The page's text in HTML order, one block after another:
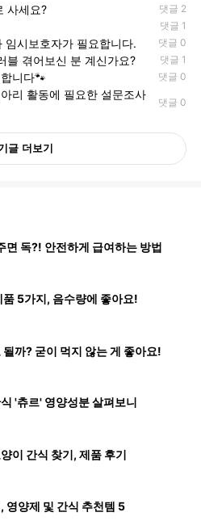
사세요? 댓글 2
댓글 1
임시보호자가 필요합니다. 댓글 0
블 겪어보신 분 계신가요? 댓글 1
니다🐾 댓글 0
리 활동에 필요한 설문조사
댓글 0
글 더보기
면 독?! 안전하게 급여하는 방법
품 5가지, 음수량에 좋아요!
까? 굳이 먹지 않는 게 좋아요!
'츄르' 영양성분 살펴보니
이 간식 찾기, 제품 후기
영양제 및 간식 추천템 5